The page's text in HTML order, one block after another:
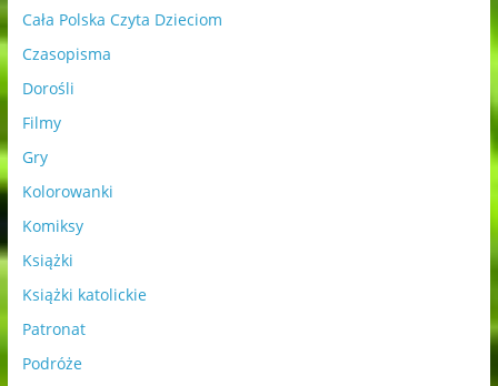
Cała Polska Czyta Dzieciom
Czasopisma
Dorośli
Filmy
Gry
Kolorowanki
Komiksy
Książki
Książki katolickie
Patronat
Podróże